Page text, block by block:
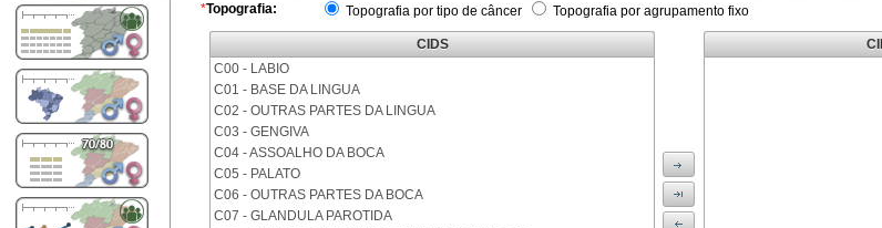
*Topografia: Topografia por tipo de câncer Topografia por agrupamento fixo
CIDS
C00 - LABIO
C01 - BASE DA LINGUA
C02 - OUTRAS PARTES DA LINGUA
C03 - GENGIVA
C04 - ASSOALHO DA BOCA
C05 - PALATO
C06 - OUTRAS PARTES DA BOCA
C07 - GLANDULA PAROTIDA